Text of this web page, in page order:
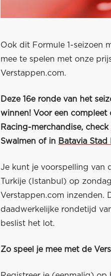
Ook dit Formule 1-seizoen
mee te spelen met onze
Verstappen.com.
Deze 16e ronde van het
winnen! Voor een compleet
Racing-merchandise, check
Swalmen of in Batavia
Je kunt je voorspelling van
Turkije (Istanbul) op
Verstappen.com inzenden.
daadwerkelijke rondetijd
beslist het lot.
Zo speel je mee met de